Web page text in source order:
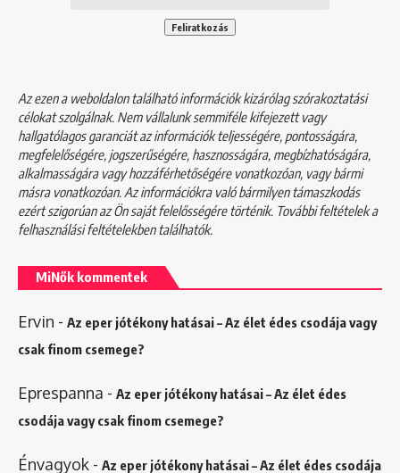
Az ezen a weboldalon található információk kizárólag szórakoztatási
célokat szolgálnak. Nem vállalunk semmiféle kifejezett vagy
hallgatólagos garanciát az információk teljességére, pontosságára,
megfelelőségére, jogszerűségére, hasznosságára, megbízhatóságára,
alkalmasságára vagy hozzáférhetőségére vonatkozóan, vagy bármi
másra vonatkozóan. Az információkra való bármilyen támaszkodás
ezért szigorúan az Ön saját felelősségére történik. További feltételek a
felhasználási feltételekbentalálhatók.
MiNők kommentek
Ervin - Az eper jótékony hatásai – Az élet édes csodája vagy
csak finom csemege?
Eprespanna - Az eper jótékony hatásai – Az élet édes
csodája vagy csak finom csemege?
Énvagyok - Az eper jótékony hatásai – Az élet édes csodája